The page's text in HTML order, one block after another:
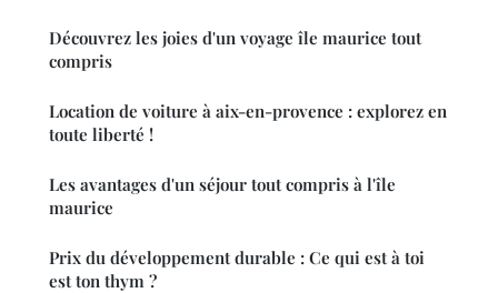
Découvrez les joies d'un voyage île maurice tout
compris
Location de voiture à aix-en-provence : explorez en
toute liberté !
Les avantages d'un séjour tout compris à l'île
maurice
Prix du développement durable : Ce qui est à toi
est ton thym ?